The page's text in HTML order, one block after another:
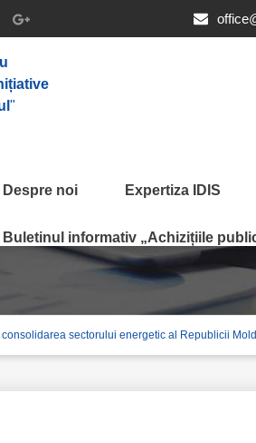
"
Despre noi Expertiza IDIS
Buletinul informativ „Achizițiile
sectorului energetic al Republicii